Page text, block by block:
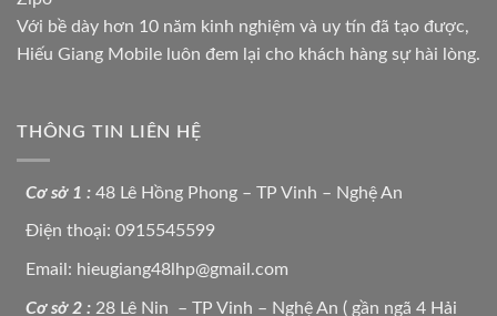
Với bề dày hơn 10 năm kinh nghiệm và uy tín đã tạo được,
Hiếu Giang Mobile luôn đem lại cho khách hàng sự hài lòng.
THÔNG TIN LIÊN HỆ
Cơ sở 1 : 48 Lê Hồng Phong – TP Vinh – Nghệ An
Điện thoại: 0915545599
Email: hieugiang48lhp@gmail.com
Cơ sở 2 : 28 Lê Nin – TP Vinh – Nghệ An ( gần ngã 4 Hải